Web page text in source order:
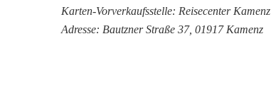
Karten-Vorverkaufsstelle: Reisecenter Kamenz
Adresse: Bautzner Straße 37, 01917 Kamenz